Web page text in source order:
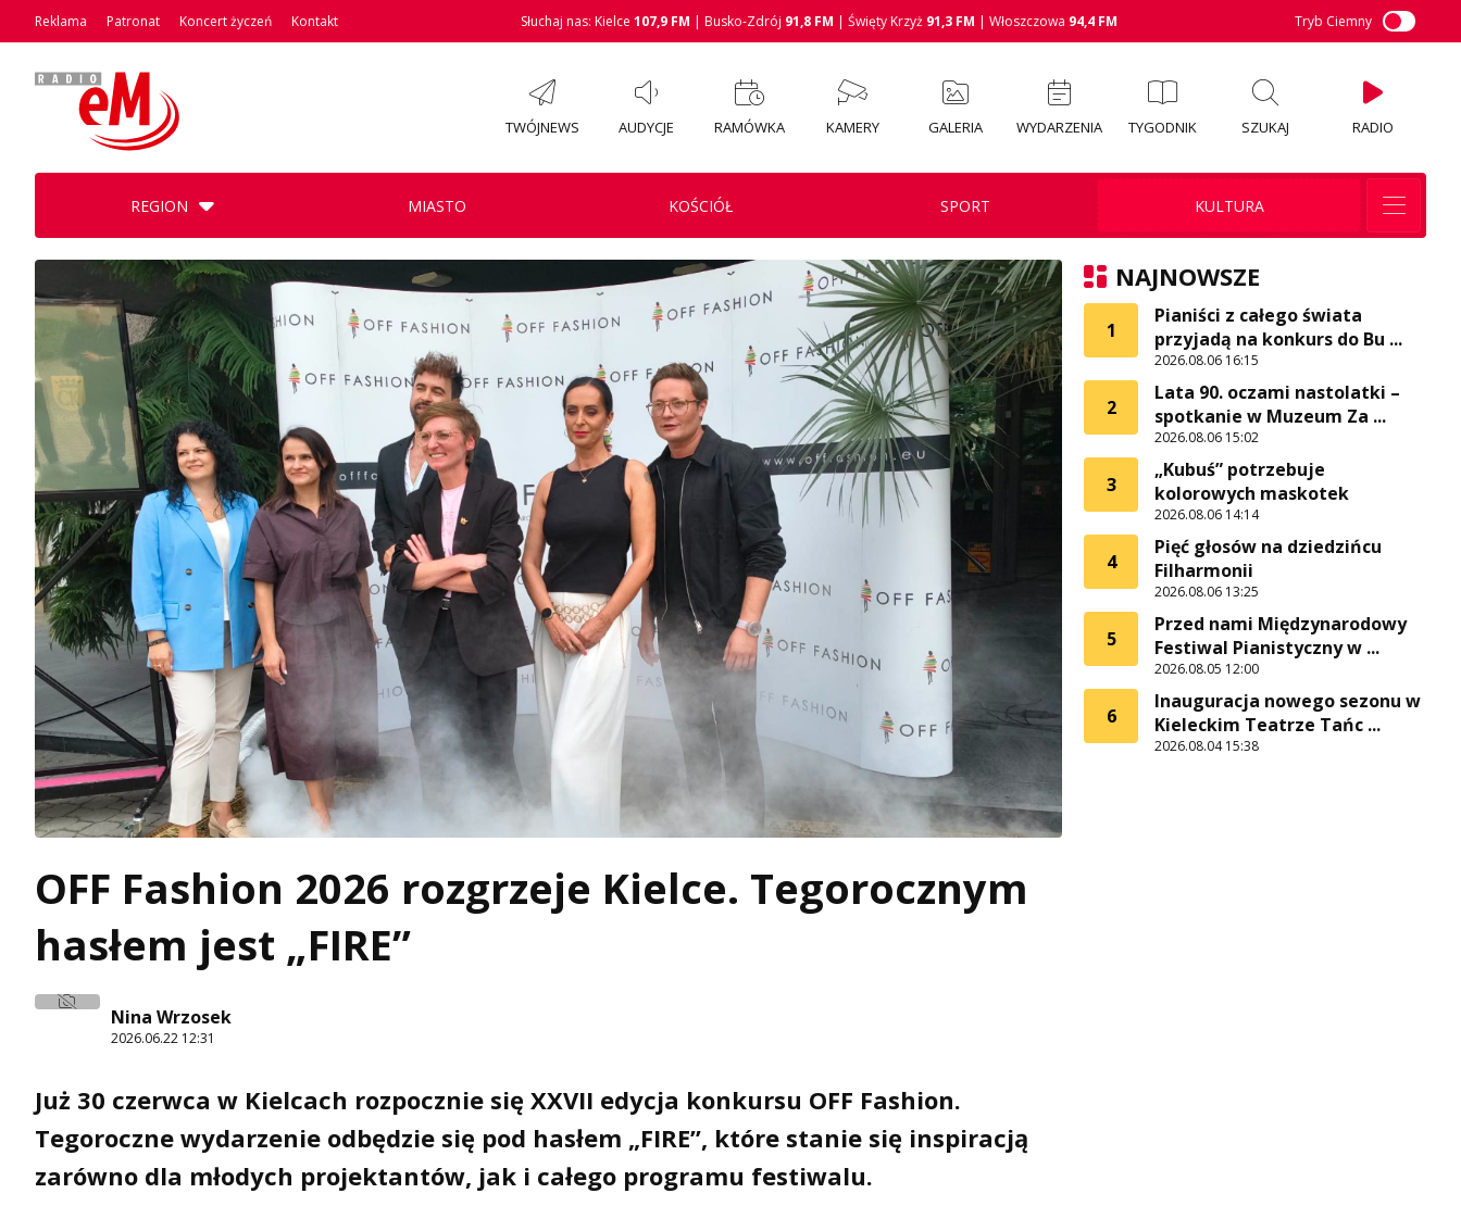
Reklama Patronat Koncert życzeń Kontakt Słuchaj nas: Kielce 107,9 FM | Busko-Zdrój 91,8 FM | Święty Krzyż 91,3 FM | Włoszczowa 94,4 FM Tryb Ciemny
TWÓJNEWS AUDYCJE RAMÓWKA KAMERY GALERIA WYDARZENIA TYGODNIK SZUKAJ RADIO
REGION MIASTO KOŚCIÓŁ SPORT KULTURA
OFF Fashion 2026 rozgrzeje Kielce. Tegorocznym
hasłem jest „FIRE”
Nina Wrzosek
2026.06.22 12:31
Już 30 czerwca w Kielcach rozpocznie się XXVII edycja konkursu OFF Fashion.
Tegoroczne wydarzenie odbędzie się pod hasłem „FIRE”, które stanie się inspiracją
zarówno dla młodych projektantów, jak i całego programu festiwalu.
NAJNOWSZE
1
Pianiści z całego świata
przyjadą na konkurs do Bu ...
2026.08.06 16:15
2
Lata 90. oczami nastolatki –
spotkanie w Muzeum Za ...
2026.08.06 15:02
3
„Kubuś” potrzebuje
kolorowych maskotek
2026.08.06 14:14
4
Pięć głosów na dziedzińcu
Filharmonii
2026.08.06 13:25
5
Przed nami Międzynarodowy
Festiwal Pianistyczny w ...
2026.08.05 12:00
6
Inauguracja nowego sezonu w
Kieleckim Teatrze Tańc ...
2026.08.04 15:38